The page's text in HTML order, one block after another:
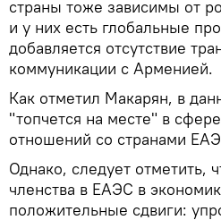
страны тоже зависимы от
и у них есть глобальные
добавляется отсутствие
коммуникации с Арменией.
Как отметил Макарян, в
"топчется на месте" в
отношений со странами
Однако, следует отметить,
членства в ЕАЭС в
положительные сдвиги: